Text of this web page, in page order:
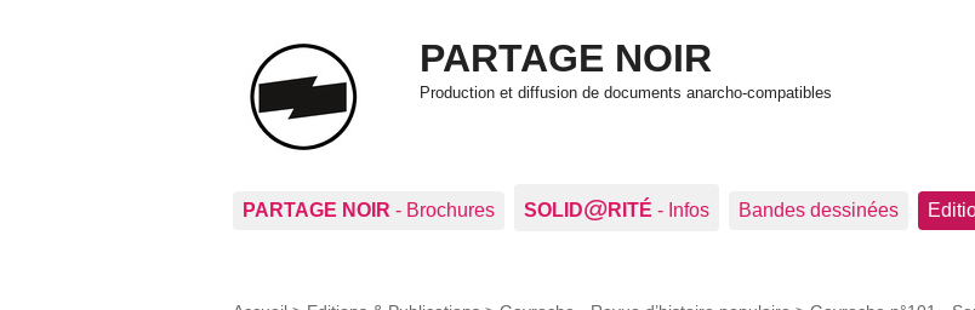
PARTAGE NOIR
Production et diffusion de documents anarcho-compatibles
PARTAGE NOIR - Brochures SOLID@RITÉ - Infos Bandes dessinées